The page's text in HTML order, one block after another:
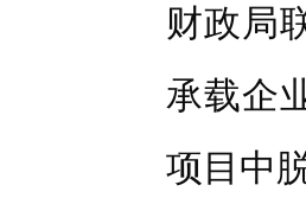
财政局
承载企
项目中